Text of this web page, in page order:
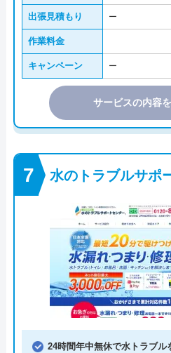
出張見積もり ー
作業料金
キャンペーン ー
サービスの内容
水のトラブルサポ
24時間年中無休で水トラブル